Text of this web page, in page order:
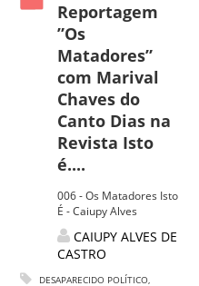
Reportagem
”Os
Matadores”
com Marival
Chaves do
Canto Dias na
Revista Isto
é....
006 - Os Matadores Isto
É - Caiupy Alves
CAIUPY ALVES DE
CASTRO
DESAPARECIDO POLÍTICO,